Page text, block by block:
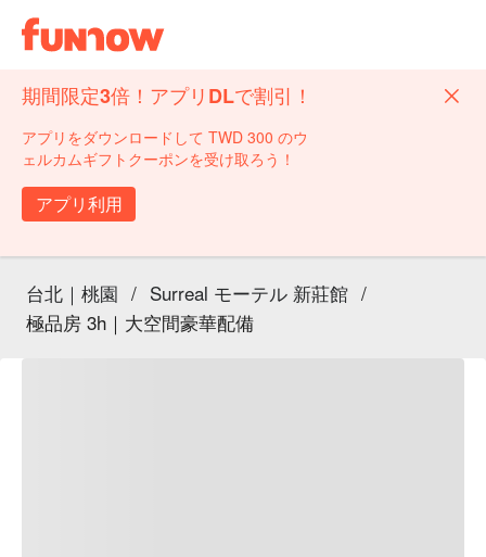
期間限定3倍！アプリDLで割引！
アプリをダウンロードして TWD 300 のウ
ェルカムギフトクーポンを受け取ろう！
アプリ利用
台北｜桃園 / Surreal モーテル 新莊館 /
極品房 3h｜大空間豪華配備